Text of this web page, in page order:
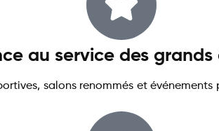
au service des
salons renommés et